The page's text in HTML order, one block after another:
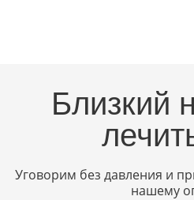
Близкий
Уговорим без давления и
нашему